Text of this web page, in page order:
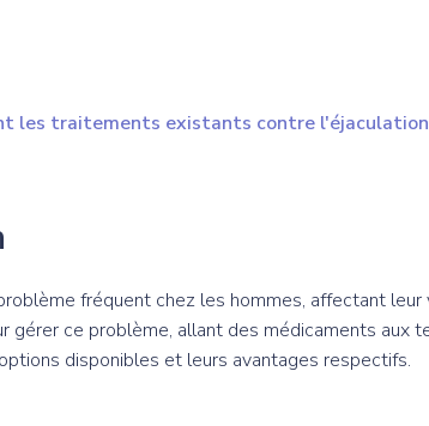
les traitements existants contre l'éjaculation
fréquent chez les hommes, affectant
gérer ce problème, allant des médicaments aux
disponibles et leurs avantages respectifs.